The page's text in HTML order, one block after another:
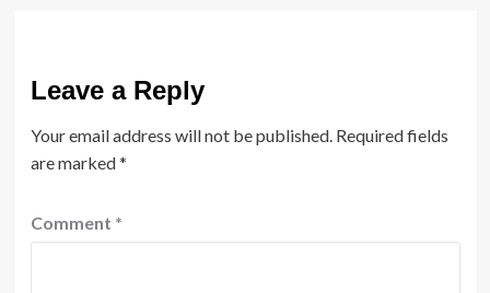
Leave a Reply
Your email address will not be published. Required fields
are marked*
Comment *